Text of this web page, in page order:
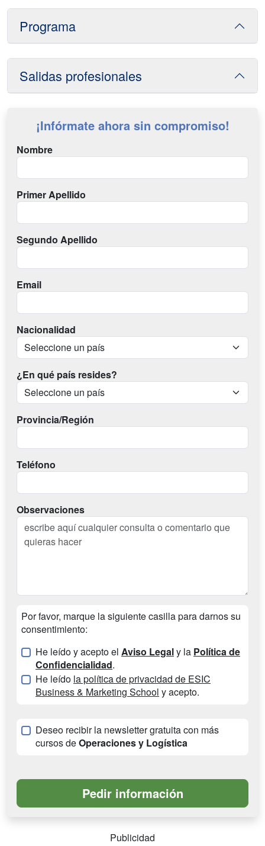
Programa
Salidas profesionales
¡Infórmate ahora sin compromiso!
Nombre
Primer Apellido
Segundo Apellido
Email
Nacionalidad
¿En qué país resides?
Provincia/Región
Teléfono
Observaciones
Por favor, marque la siguiente casilla para darnos su
consentimiento:
He leído y acepto el Aviso Legaly la Política de
Confidencialidad.
He leído la política de privacidad de ESIC
Business & Marketing School y acepto.
Deseo recibir la newsletter gratuita con más
cursos deOperaciones y Logística
Publicidad